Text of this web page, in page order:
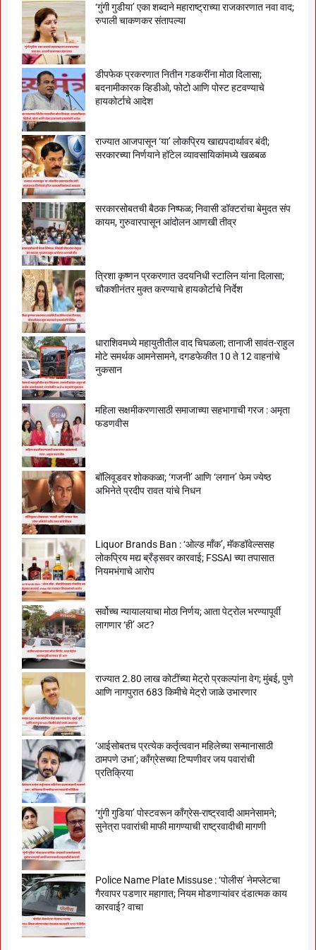
‘गुंगी गुडीया’ एका शब्दाने महाराष्ट्राच्या राजकारणात नवा वाद;
रुपाली चाकणकर संतापल्या
डीपफेक प्रकरणात नितीन गडकरींना मोठा दिलासा;
बदनामीकारक व्हिडीओ, फोटो आणि पोस्ट हटवण्याचे
हायकोर्टाचे आदेश
राज्यात आजपासून ‘या’ लोकप्रिय खाद्यपदार्थावर बंदी;
सरकारच्या निर्णयाने हॉटेल व्यावसायिकांमध्ये खळबळ
सरकारसोबतची बैठक निष्फळ; निवासी डॉक्टरांचा बेमुदत संप
कायम, गुरुवारपासून आंदोलन आणखी तीव्र
त्रिशा कृष्णन प्रकरणात उदयनिधी स्टालिन यांना दिलासा;
चौकशीनंतर मुक्त करण्याचे हायकोर्टाचे निर्देश
धाराशिवमध्ये महायुतीतील वाद चिघळला; तानाजी सावंत-राहुल
मोटे समर्थक आमनेसामने, दगडफेकीत 10 ते 12 वाहनांचे
नुकसान
महिला सक्षमीकरणासाठी समाजाच्या सहभागाची गरज : अमृता
फडणवीस
बॉलिवूडवर शोककळा; ‘गजनी’ आणि ‘लगान’ फेम ज्येष्ठ
अभिनेते प्रदीप रावत यांचे निधन
Liquor Brands Ban : ‘ओल्ड मॉंक’, मॅकडॉवेल्ससह
लोकप्रिय मद्य ब्रँड्सवर कारवाई; FSSAI च्या तपासात
नियमभंगाचे आरोप
सर्वोच्च न्यायालयाचा मोठा निर्णय; आता पेट्रोल भरण्यापूर्वी
लागणार ‘ही’ अट?
राज्यात 2.80 लाख कोटींच्या मेट्रो प्रकल्पांना वेग; मुंबई, पुणे
आणि नागपुरात 683 किमीचे मेट्रो जाळे उभारणार
‘आईसोबतच प्रत्येक कर्तृत्ववान महिलेच्या सन्मानासाठी
ठामपणे उभा’; काँग्रेसच्या टिप्पणीवर जय पवारांची
प्रतिक्रिया
‘गुंगी गुडिया’ पोस्टवरून काँग्रेस-राष्ट्रवादी आमनेसामने;
सुनेत्रा पवारांची माफी मागण्याची राष्ट्रवादीची मागणी
Police Name Plate Missuse : ‘पोलीस’ नेमप्लेटचा
गैरवापर पडणार महागात; नियम मोडणाऱ्यांवर दंडात्मक काय
कारवाई? वाचा